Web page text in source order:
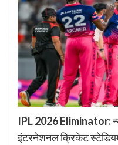
IPL 2026 Eliminator:
इंटरनेशनल क्रिकेट